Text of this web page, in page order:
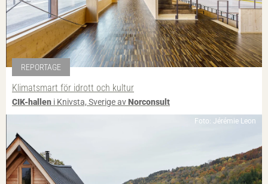
REPORTAGE
Klimatsmart för idrott och kultur
CIK-hallen i Knivsta, Sverige avNorconsult
Foto: Jérémie Leon